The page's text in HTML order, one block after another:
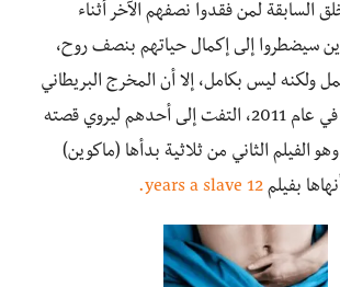
السابقة لمن فقدوا نصفهم الآخر أثناء
سيضطروا إلى إكمال حياتهم بنصف روح،
ليس بكامل، إلا أن المخرج البريطاني
(ستيف ماكوين)، في عام 2011، التفت إلى أحدهم ليروي قصته
في فيلم Shame وهو الفيلم الثاني من ثلاثية بدأها (ماكوين)
12 years a slave.